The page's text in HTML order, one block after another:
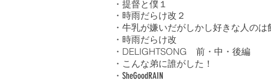
・提督と僕１
・時雨だらけ改２
・牛乳が嫌いだがしかし好きな人のは
・時雨だらけ改
・DELIGHTSONG 前・中・後編
・こんな弟に誰がした！
・SheGoodRAIN